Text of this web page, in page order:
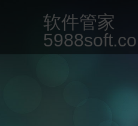
软件管家